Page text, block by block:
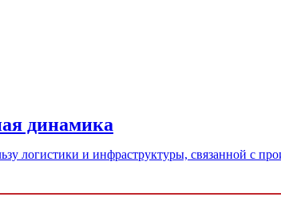
динамика
логистики и инфраструктуры, связанной с